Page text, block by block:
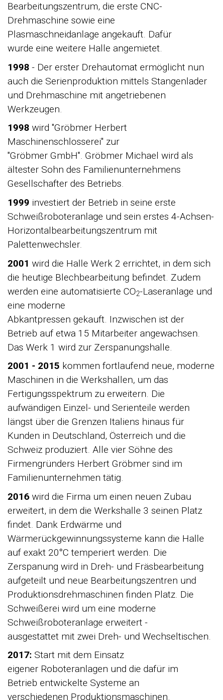
Bearbeitungszentrum, die erste CNC-
Drehmaschine sowie eine
Plasmaschneidanlage angekauft. Dafür
wurde eine weitere Halle angemietet.
1998 - Der erster Drehautomat ermöglicht nun
auch die Serienproduktion mittels Stangenlader
und Drehmaschine mit angetriebenen
Werkzeugen.
1998 wird "Gröbmer Herbert
Maschinenschlosserei" zur
"Gröbmer GmbH". Gröbmer Michael wird als
ältester Sohn des Familienunternehmens
Gesellschafter des Betriebs.
1999 investiert der Betrieb in seine erste
Schweißroboteranlage und sein erstes 4-Achsen-
Horizontalbearbeitungszentrum mit
Palettenwechsler.
2001 wird die Halle Werk 2 errichtet, in dem sich
die heutige Blechbearbeitung befindet. Zudem
werden eine automatisierte CO2-Laseranlage und
eine moderne
Abkantpressen gekauft. Inzwischen ist der
Betrieb auf etwa 15 Mitarbeiter angewachsen.
Das Werk 1 wird zur Zerspanungshalle.
2001 - 2015 kommen fortlaufend neue, moderne
Maschinen in die Werkshallen, um das
Fertigungsspektrum zu erweitern. Die
aufwändigen Einzel- und Serienteile werden
längst über die Grenzen Italiens hinaus für
Kunden in Deutschland, Österreich und die
Schweiz produziert. Alle vier Söhne des
Firmengründers Herbert Gröbmer sind im
Familienunternehmen tätig.
2016 wird die Firma um einen neuen Zubau
erweitert, in dem die Werkshalle 3 seinen Platz
findet. Dank Erdwärme und
Wärmerückgewinnungssysteme kann die Halle
auf exakt 20°C temperiert werden. Die
Zerspanung wird in Dreh- und Fräsbearbeitung
aufgeteilt und neue Bearbeitungszentren und
Produktionsdrehmaschinen finden Platz. Die
Schweißerei wird um eine moderne
Schweißroboteranlage erweitert -
ausgestattet mit zwei Dreh- und Wechseltischen.
2017: Start mit dem Einsatz
eigener Roboteranlagen und die dafür im
Betrieb entwickelte Systeme an
verschiedenen Produktionsmaschinen.